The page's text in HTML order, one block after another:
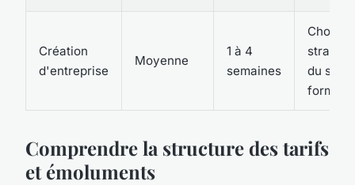
Création
d'entreprise
Moyenne
1 à 4
semaines
Choix
du
Comprendre la structure des tarifs
et émoluments